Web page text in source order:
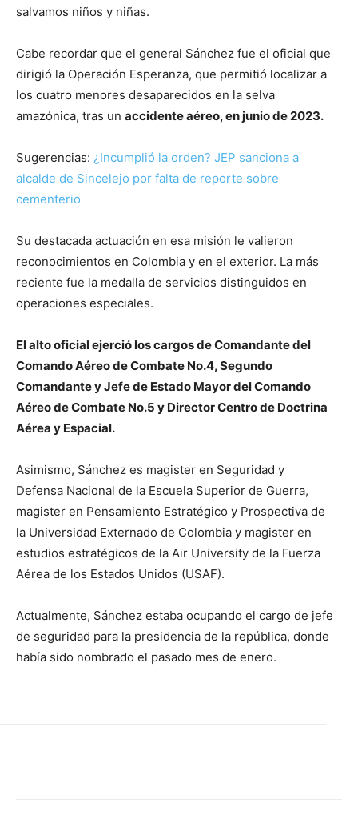
salvamos niños y niñas.
Cabe recordar que el general Sánchez fue el oficial que
dirigió la Operación Esperanza, que permitió localizar a
los cuatro menores desaparecidos en la selva
amazónica, tras un accidente aéreo, en junio de 2023.
Sugerencias: ¿Incumplió la orden? JEP sanciona a
alcalde de Sincelejo por falta de reporte sobre
cementerio
Su destacada actuación en esa misión le valieron
reconocimientos en Colombia y en el exterior. La más
reciente fue la medalla de servicios distinguidos en
operaciones especiales.
El alto oficial ejerció los cargos de Comandante del
Comando Aéreo de Combate No.4, Segundo
Comandante y Jefe de Estado Mayor del Comando
Aéreo de Combate No.5 y Director Centro de Doctrina
Aérea y Espacial.
Asimismo, Sánchez es magister en Seguridad y
Defensa Nacional de la Escuela Superior de Guerra,
magister en Pensamiento Estratégico y Prospectiva de
la Universidad Externado de Colombia y magister en
estudios estratégicos de la Air University de la Fuerza
Aérea de los Estados Unidos (USAF).
Actualmente, Sánchez estaba ocupando el cargo de jefe
de seguridad para la presidencia de la república, donde
había sido nombrado el pasado mes de enero.